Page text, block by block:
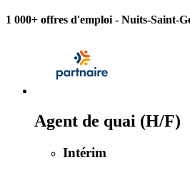
1 000+ offres d'emploi - Nuits-Saint-
Agent de quai (H/F)
Intérim